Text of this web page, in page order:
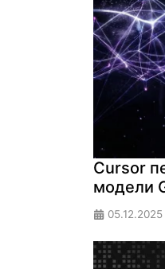
Cursor
модели
05.12.2025